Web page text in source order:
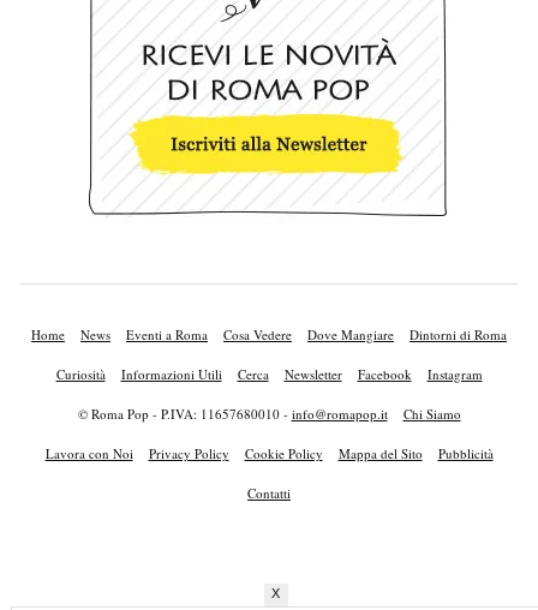
Home News Eventi a Roma Cosa Vedere Dove Mangiare Dintorni di Roma
Curiosità Informazioni Utili Cerca Newsletter Facebook Instagram
© Roma Pop - P.IVA: 11657680010 - info@romapop.it Chi Siamo
Lavora con Noi Privacy Policy Cookie Policy Mappa del Sito Pubblicità
Contatti
X